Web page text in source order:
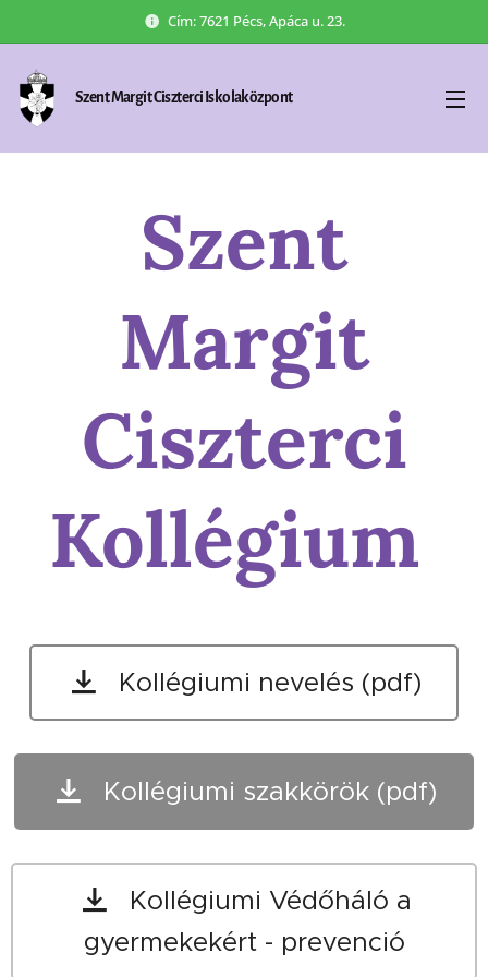
Cím: 7621 Pécs, Apáca u. 23.
Szent Margit Ciszterci Iskolaközpont
Szent
Margit
Ciszterci
Kollégium
Kollégiumi nevelés (pdf)
Kollégiumi szakkörök (pdf)
Kollégiumi Védőháló a
gyermekekért - prevenció